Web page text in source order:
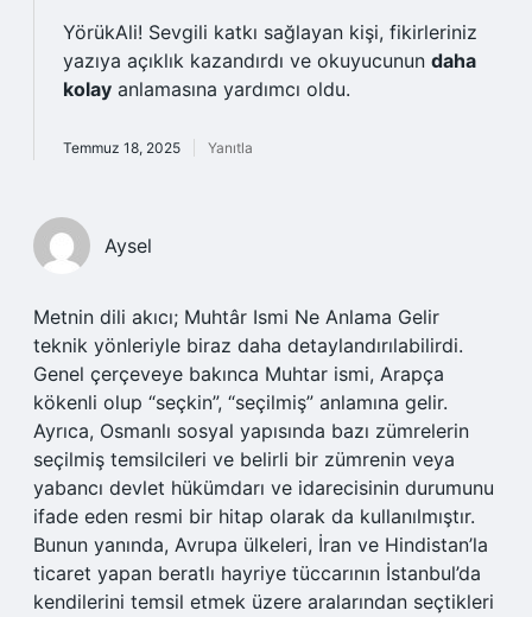
YörükAli! Sevgili katkı sağlayan kişi, fikirleriniz
yazıya açıklık kazandırdı ve okuyucunun daha
kolay anlamasına yardımcı oldu.
Temmuz 18, 2025 Yanıtla
Aysel
Metnin dili akıcı; Muhtâr Ismi Ne Anlama Gelir
teknik yönleriyle biraz daha detaylandırılabilirdi.
Genel çerçeveye bakınca Muhtar ismi, Arapça
kökenli olup “seçkin”, “seçilmiş” anlamına gelir.
Ayrıca, Osmanlı sosyal yapısında bazı zümrelerin
seçilmiş temsilcileri ve belirli bir zümrenin veya
yabancı devlet hükümdarı ve idarecisinin durumunu
ifade eden resmi bir hitap olarak da kullanılmıştır.
Bunun yanında, Avrupa ülkeleri, İran ve Hindistan’la
ticaret yapan beratlı hayriye tüccarının İstanbul’da
kendilerini temsil etmek üzere aralarından seçtikleri